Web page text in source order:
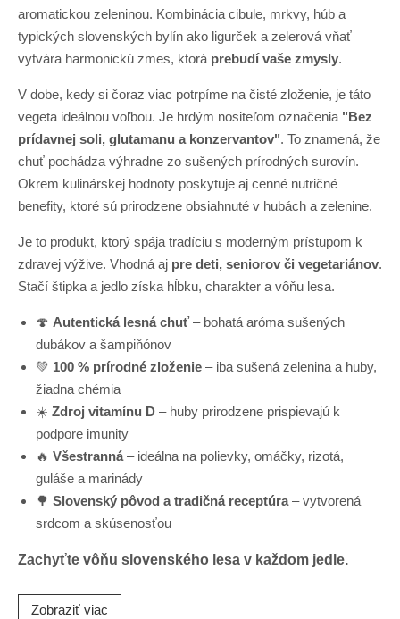
aromatickou zeleninou. Kombinácia cibule, mrkvy, húb a
typických slovenských bylín ako ligurček a zelerová vňať
vytvára harmonickú zmes, ktorá prebudí vaše zmysly.
V dobe, kedy si čoraz viac potrpíme na čisté zloženie, je táto
vegeta ideálnou voľbou. Je hrdým nositeľom označenia "Bez
prídavnej soli, glutamanu a konzervantov". To znamená, že
chuť pochádza výhradne zo sušených prírodných surovín.
Okrem kulinárskej hodnoty poskytuje aj cenné nutričné
benefity, ktoré sú prirodzene obsiahnuté v hubách a zelenine.
Je to produkt, ktorý spája tradíciu s moderným prístupom k
zdravej výžive. Vhodná aj pre deti, seniorov či vegetariánov.
Stačí štipka a jedlo získa hĺbku, charakter a vôňu lesa.
🍄 Autentická lesná chuť– bohatá aróma sušených
dubákov a šampiňónov
💚 100 % prírodné zloženie – iba sušená zelenina a huby,
žiadna chémia
☀️ Zdroj vitamínu D – huby prirodzene prispievajú k
podpore imunity
🔥 Všestranná – ideálna na polievky, omáčky, rizotá,
guláše a marinády
🌳 Slovenský pôvod a tradičná receptúra– vytvorená
srdcom a skúsenosťou
Zachyťte vôňu slovenského lesa v každom jedle.
Zobraziť viac